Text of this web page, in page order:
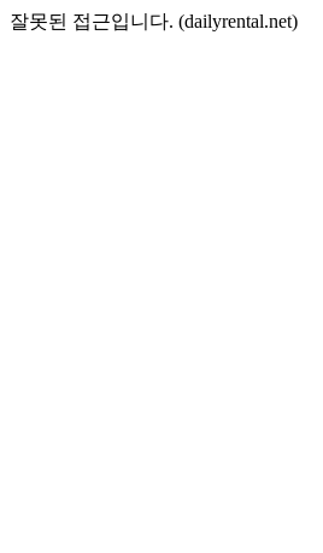
잘못된 접근입니다. (dailyrental.net)